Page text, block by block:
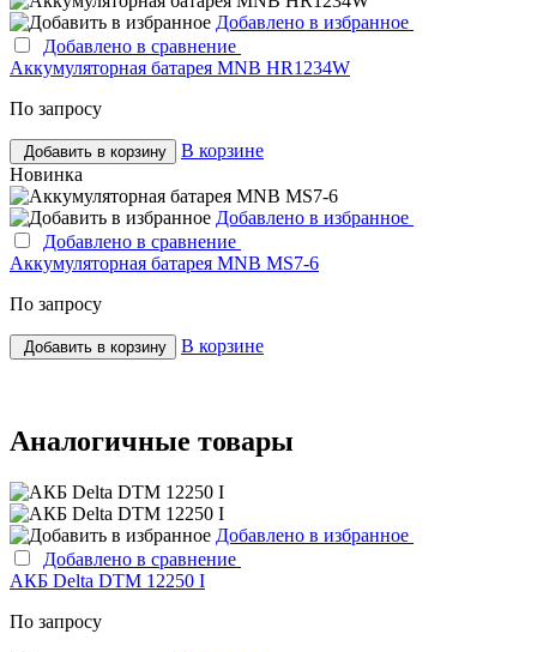
Добавлено в избранное
Добавлено в сравнение
Аккумуляторная батарея MNB HR1234W
По запросу
Добавить в корзину
В корзине
Новинка
Добавлено в избранное
Добавлено в сравнение
Аккумуляторная батарея MNB MS7-6
По запросу
Добавить в корзину В корзине
Аналогичные товары
Добавлено в избранное
Добавлено в сравнение
АКБ Delta DTM 12250 I
По запросу